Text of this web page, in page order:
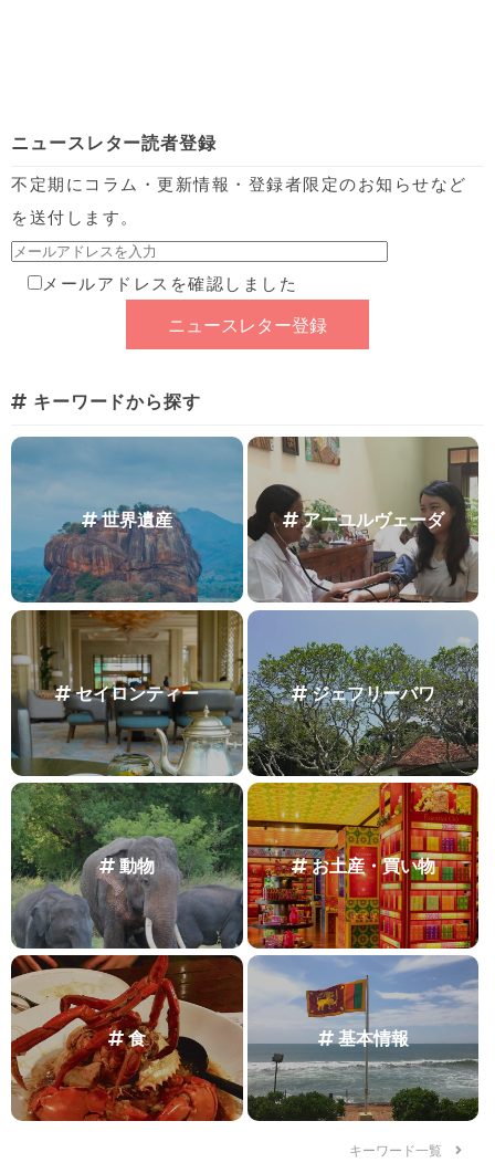
ニュースレター読者登録
不定期にコラム・更新情報・登録者限定のお知らせなど
を送付します。
メールアドレスを確認しました
キーワードから探す
世界遺産 アーユルヴェーダ
セイロンティー ジェフリーバワ
動物 お土産・買い物
食 基本情報
キーワード一覧